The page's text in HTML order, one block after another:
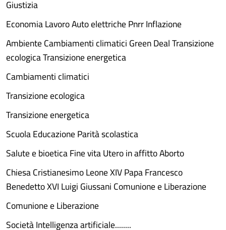
Giustizia
Economia Lavoro Auto elettriche Pnrr Inflazione
Ambiente Cambiamenti climatici Green Deal Transizione
ecologica Transizione energetica
Cambiamenti climatici
Transizione ecologica
Transizione energetica
Scuola Educazione Parità scolastica
Salute e bioetica Fine vita Utero in affitto Aborto
Chiesa Cristianesimo Leone XIV Papa Francesco
Benedetto XVI Luigi Giussani Comunione e Liberazione
Comunione e Liberazione
Società Intelligenza artificiale........